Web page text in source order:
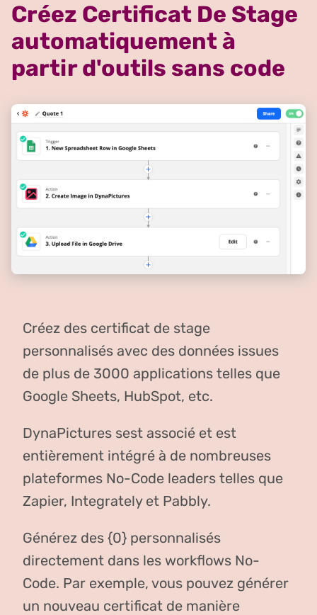
Créez Certificat De Stage
automatiquement à
partir d'outils sans code
Créez des certificat de stage
personnalisés avec des données issues
de plus de 3000 applications telles que
Google Sheets, HubSpot, etc.
DynaPictures sest associé et est
entièrement intégré à de nombreuses
plateformes No-Code leaders telles que
Zapier, Integrately et Pabbly.
Générez des {0} personnalisés
directement dans les workflows No-
Code. Par exemple, vous pouvez générer
un nouveau certificat de manière